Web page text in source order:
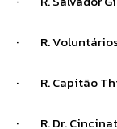
· R. Voluntários
· R. Capitão
· R. Dr.